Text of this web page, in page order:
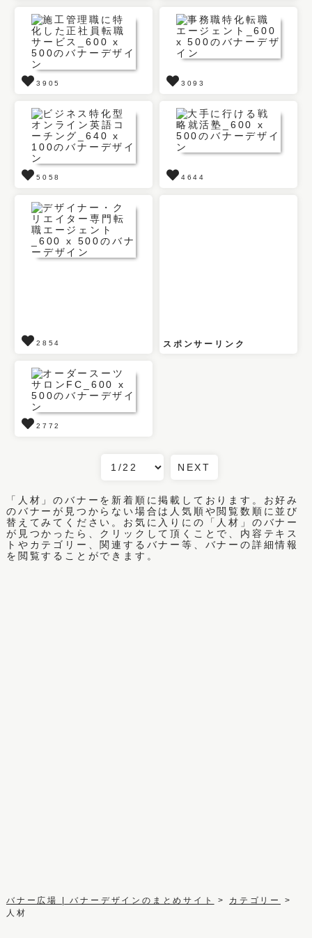
3905 3093
5058 4644
2854 スポンサーリンク
2772
NEXT
「人材」のバナーを新着順に掲載しております。お好み
のバナーが見つからない場合は人気順や閲覧数順に並び
替えてみてください。お気に入りにの「人材」のバナー
が見つかったら、クリックして頂くことで、内容テキス
トやカテゴリー、関連するバナー等、バナーの詳細情報
を閲覧することができます。
バナー広場 | バナーデザインのまとめサイト > カテゴリー
>
人材